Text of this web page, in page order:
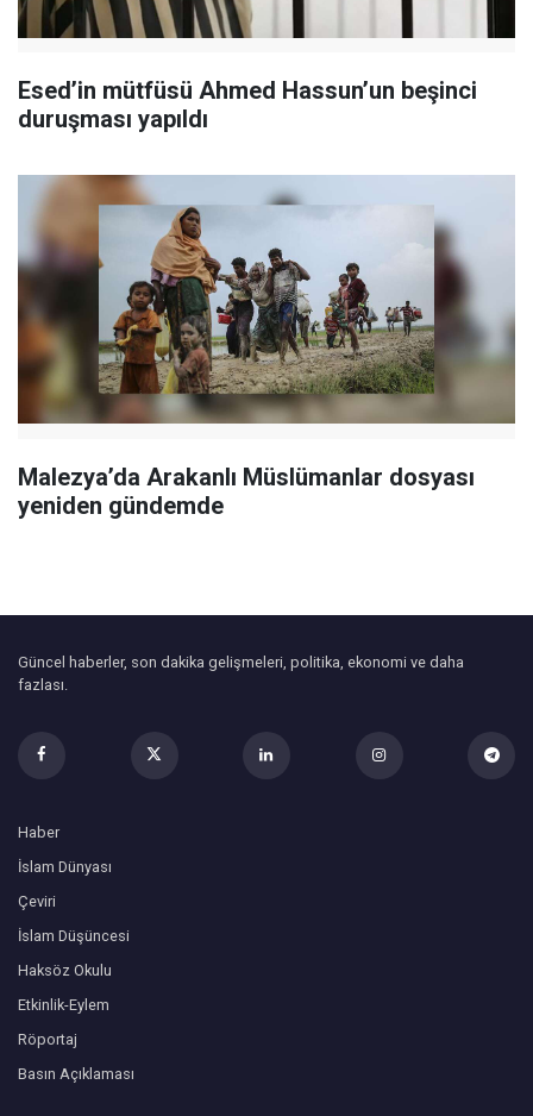
Esed’in mütfüsü Ahmed Hassun’un beşinci
duruşması yapıldı
Malezya’da Arakanlı Müslümanlar dosyası
yeniden gündemde
Güncel haberler, son dakika gelişmeleri, politika, ekonomi ve daha
fazlası.
Haber
İslam Dünyası
Çeviri
İslam Düşüncesi
Haksöz Okulu
Etkinlik-Eylem
Röportaj
Basın Açıklaması